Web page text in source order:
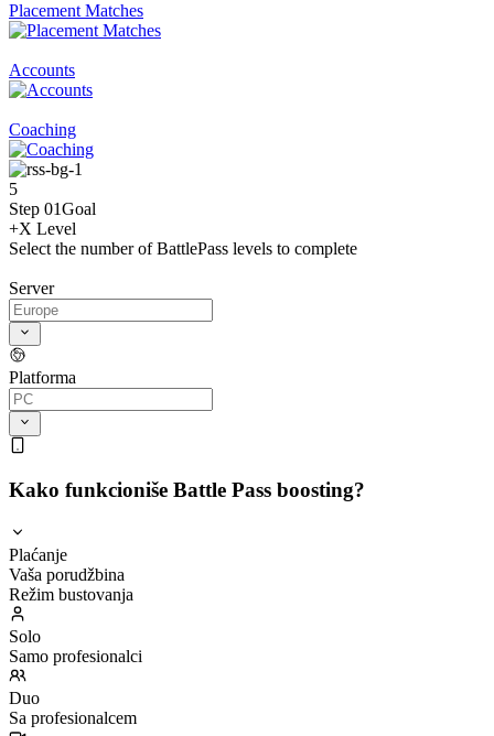
Placement Matches
Accounts
Coaching
5
Step 01Goal
+X Level
Select the number of BattlePass levels to complete
Server
Platforma
Kako funkcioniše Battle Pass boosting?
Plaćanje
Vaša porudžbina
Režim bustovanja
Solo
Samo profesionalci
Duo
Sa profesionalcem